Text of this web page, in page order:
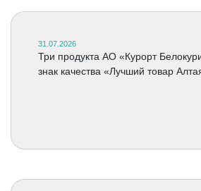
31.07.2026
Три продукта АО «Курорт
знак качества «Лучший товар